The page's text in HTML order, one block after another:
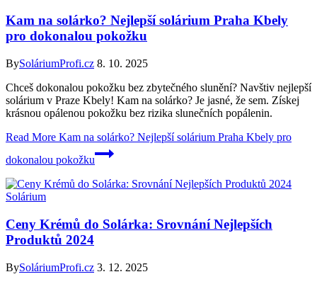
Kam na solárko? Nejlepší solárium Praha Kbely
pro dokonalou pokožku
BySoláriumProfi.cz 8. 10. 2025
Chceš dokonalou pokožku bez zbytečného slunění? Navštiv nejlepší
solárium v Praze Kbely! Kam na solárko? Je jasné, že sem. Získej
krásnou opálenou pokožku bez rizika slunečních popálenin.
Read More Kam na solárko? Nejlepší solárium Praha Kbely pro
dokonalou pokožku
Solárium
Ceny Krémů do Solárka: Srovnání Nejlepších
Produktů 2024
BySoláriumProfi.cz 3. 12. 2025